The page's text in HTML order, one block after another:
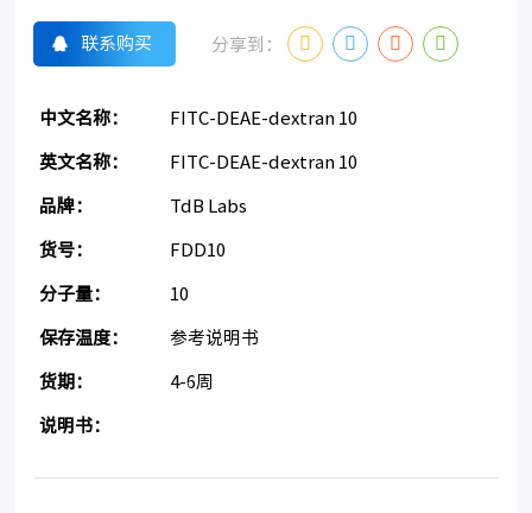
联系购买 分享到：
中文名称： FITC-DEAE-dextran 10
英文名称： FITC-DEAE-dextran 10
品牌： TdB Labs
货号： FDD10
分子量： 10
保存温度： 参考说明书
货期： 4-6周
说明书：